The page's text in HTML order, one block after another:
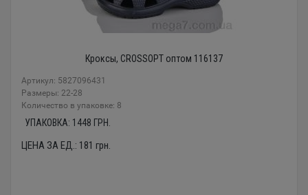
Кроксы, CROSSOPT оптом 116137
Артикул: 5827096431
Размеры: 22-28
Количество в упаковке: 8
УПАКОВКА: 1448 ГРН.
ЦЕНА ЗА ЕД.: 181 грн.